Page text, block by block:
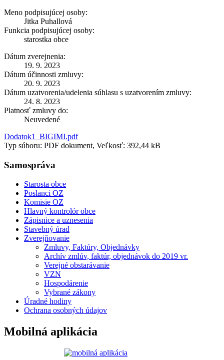
Meno podpisujúcej osoby:
Jitka Puhallová
Funkcia podpisujúcej osoby:
starostka obce
Dátum zverejnenia:
19. 9. 2023
Dátum účinnosti zmluvy:
20. 9. 2023
Dátum uzatvorenia/udelenia súhlasu s uzatvorením zmluvy:
24. 8. 2023
Platnosť zmluvy do:
Neuvedené
Dodatok1_BIGIMI.pdf
Typ súboru: PDF dokument, Veľkosť: 392,44 kB
Samospráva
Starosta obce
Poslanci OZ
Komisie OZ
Hlavný kontrolór obce
Zápisnice a uznesenia
Stavebný úrad
Zverejňovanie
Zmluvy, Faktúry, Objednávky
Archív zmlúv, faktúr, objednávok do 2019 vr.
Verejné obstarávanie
VZN
Hospodárenie
Vybrané zákony
Úradné hodiny
Ochrana osobných údajov
Mobilná aplikácia